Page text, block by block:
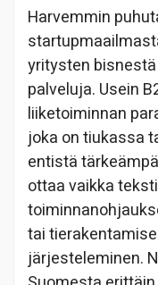
Harvemmin
yritysten
palveluja. Usein
liiketoiminnan
joka on tiukassa
entistä
ottaa vaikka
tai
järjesteleminen.